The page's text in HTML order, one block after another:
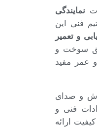
نمایندگی
فنی این
و تعمیر
سوخت و
عمر مفید
و صدای
فنی و
ارائه